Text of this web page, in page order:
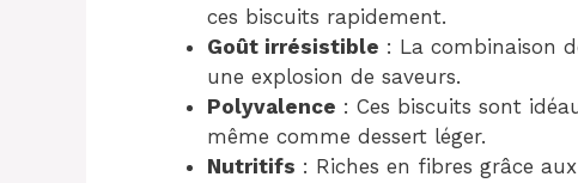
ces biscuits rapidement.
Goût irrésistible : La combinaison
une explosion de saveurs.
Polyvalence : Ces biscuits sont
même comme dessert léger.
Nutritifs : Riches en fibres grâce